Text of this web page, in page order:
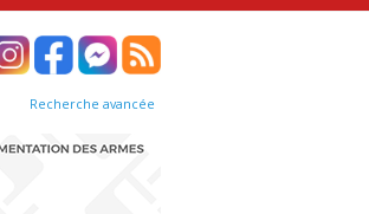
Recherche avancée